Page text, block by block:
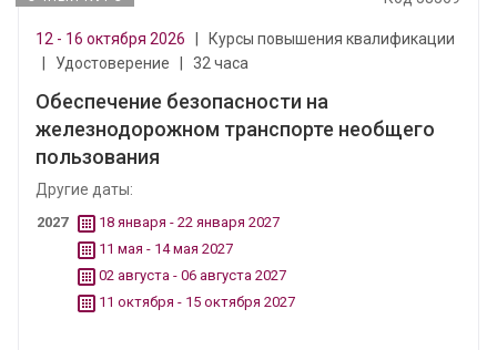
12 - 16 октября 2026
Курсы повышения квалификации
Удостоверение 32 часа
Обеспечение безопасности на
железнодорожном транспорте необщего
пользования
Другие даты:
2027
18 января - 22 января 2027
11 мая - 14 мая 2027
02 августа - 06 августа 2027
11 октября - 15 октября 2027